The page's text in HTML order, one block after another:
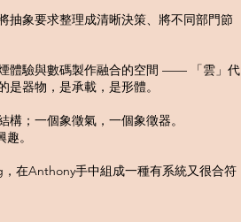
抽象要求整理成清晰決策、將不同部門節
體驗與數碼製作融合的空間 —— 「雲」代
器物，是承載，是形體。
；一個象徵氣，一個象徵器。
。
在Anthony手中組成一種有系統又很合符